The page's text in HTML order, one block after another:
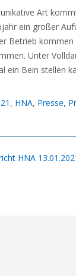
Art
ein großer
Betrieb
Unter
ein Bein stellen
, HNA, Presse,
HNA